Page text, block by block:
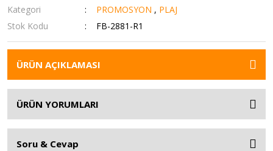
Kategori PROMOSYON , PLAJ
Stok Kodu
FB-2881-R1
ÜRÜN AÇIKLAMASI
ÜRÜN YORUMLARI
Soru & Cevap